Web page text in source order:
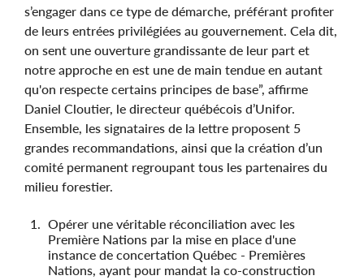
s’engager dans ce type de démarche, préférant profiter
de leurs entrées privilégiées au gouvernement. Cela dit,
on sent une ouverture grandissante de leur part et
notre approche en est une de main tendue en autant
qu'on respecte certains principes de base”, affirme
Daniel Cloutier, le directeur québécois d’Unifor.
Ensemble, les signataires de la lettre proposent 5
grandes recommandations, ainsi que la création d’un
comité permanent regroupant tous les partenaires du
milieu forestier.
Opérer une véritable réconciliation avec les
Première Nations par la mise en place d'une
instance de concertation Québec - Premières
Nations, ayant pour mandat la co-construction